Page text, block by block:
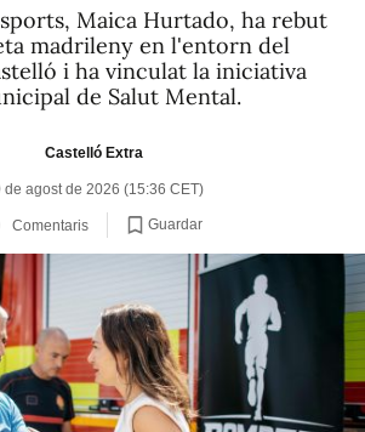
Maica Hurtado, ha rebut
madrileny en l'entorn del
i ha vinculat la iniciativa
de Salut Mental.
Castelló Extra
de agost de 2026 (15:36 CET)
Comentaris Guardar